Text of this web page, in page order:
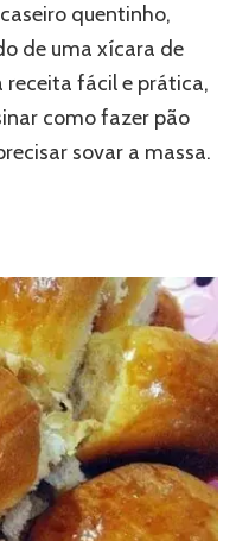
quentinho,
de uma xícara de
receita fácil e prática,
como fazer pão
sovar a massa.